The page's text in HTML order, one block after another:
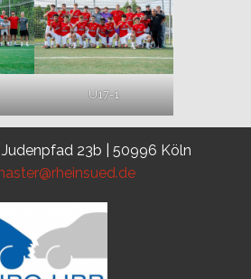
U17-1
Judenpfad 23b | 50996 Köln